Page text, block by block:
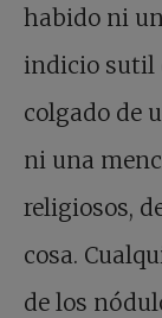
habido ni
indicio sutil
colgado de
ni una
religiosos,
cosa.
de los